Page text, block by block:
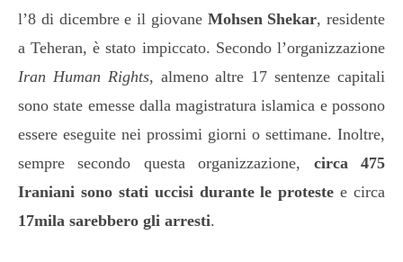
l’8 di dicembre e il giovane Mohsen Shekar, residente
a Teheran, è stato impiccato. Secondo l’organizzazione
Iran Human Rights, almeno altre 17 sentenze capitali
sono state emesse dalla magistratura islamica e possono
essere eseguite nei prossimi giorni o settimane. Inoltre,
sempre secondo questa organizzazione, circa 475
Iraniani sono stati uccisi durante le proteste e circa
17mila sarebbero gli arresti.